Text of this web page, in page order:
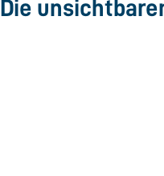
Die